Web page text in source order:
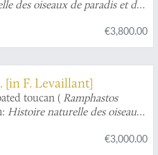
des oiseaux de paradis et des
€3,800.00
[in F. Levaillant]
toucan ( Ramphastos
Histoire naturelle des oiseaux
[Plate 4. Le Cocan à€3,000.00